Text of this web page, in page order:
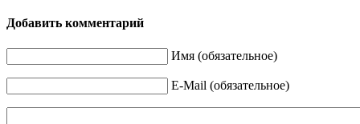
Добавить комментарий
Имя (обязательное)
E-Mail (обязательное)